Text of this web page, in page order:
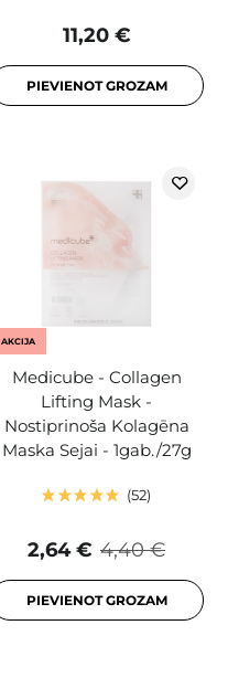
11,20 €
PIEVIENOT GROZAM
AKCIJA
Medicube - Collagen
Lifting Mask -
Nostiprinoša Kolagēna
Maska Sejai - 1gab./27g
52
4,40 €
2,64 €
PIEVIENOT GROZAM